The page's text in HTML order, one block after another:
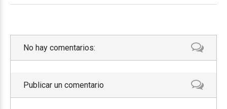
No hay comentarios:
Publicar un comentario